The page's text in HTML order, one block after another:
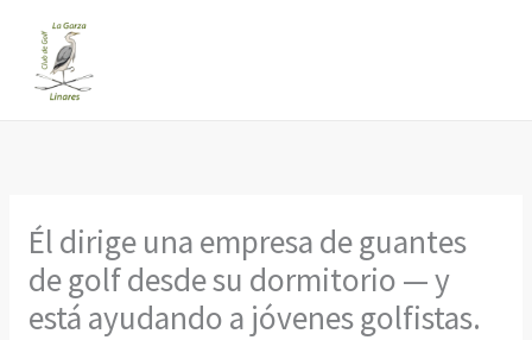
contenido
Él dirige una empresa de guantes
de golf desde su dormitorio — y
está ayudando a jóvenes golfistas.